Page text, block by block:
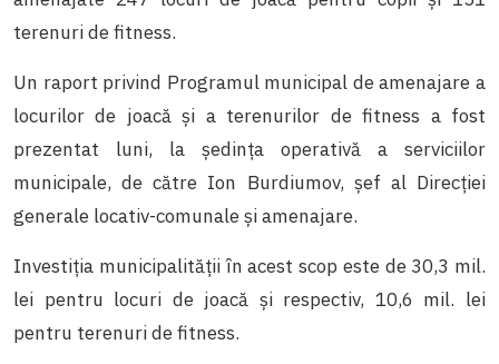
terenuri de fitness.
Un raport privind Programul municipal de amenajare a
locurilor de joacă și a terenurilor de fitness a fost
prezentat luni, la ședința operativă a serviciilor
municipale, de către Ion Burdiumov, șef al Direcției
generale locativ-comunale și amenajare.
Investiția municipalității în acest scop este de 30,3 mil.
lei pentru locuri de joacă și respectiv, 10,6 mil. lei
pentru terenuri de fitness.